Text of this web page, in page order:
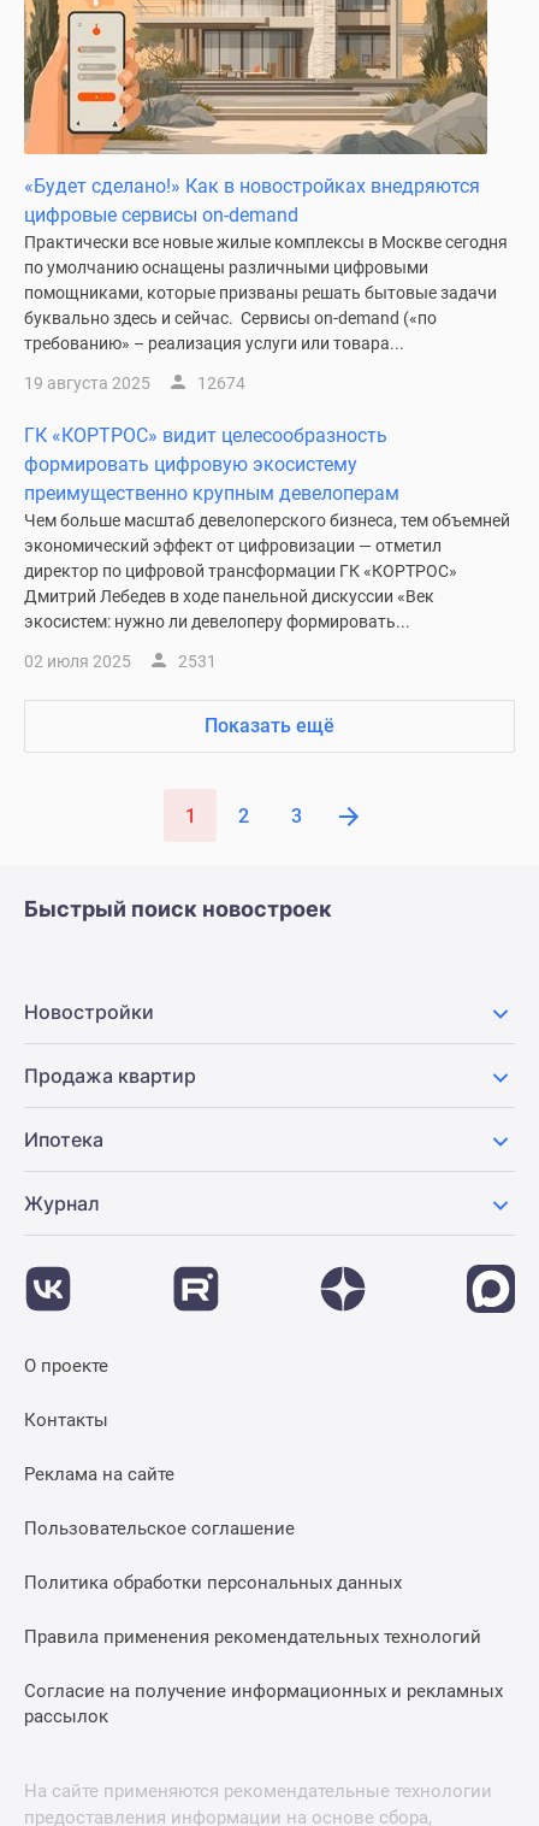
«Будет сделано!» Как в новостройках внедряются
цифровые сервисы on-demand
Практически все новые жилые комплексы в Москве сегодня
по умолчанию оснащены различными цифровыми
помощниками, которые призваны решать бытовые задачи
буквально здесь и сейчас. Сервисы on-demand («по
требованию» – реализация услуги или товара...
19 августа 2025 12674
ГК «КОРТРОС» видит целесообразность
формировать цифровую экосистему
преимущественно крупным девелоперам
Чем больше масштаб девелоперского бизнеса, тем объемней
экономический эффект от цифровизации — отметил
директор по цифровой трансформации ГК «КОРТРОС»
Дмитрий Лебедев в ходе панельной дискуссии «Век
экосистем: нужно ли девелоперу формировать...
02 июля 2025 2531
Показать ещё
1 2 3
Быстрый поиск новостроек
Новостройки
Продажа квартир
Ипотека
Журнал
О проекте
Контакты
Реклама на сайте
Пользовательское соглашение
Политика обработки персональных данных
Правила применения рекомендательных технологий
Согласие на получение информационных и рекламных
рассылок
На сайте применяются рекомендательные технологии
предоставления информации на основе сбора,